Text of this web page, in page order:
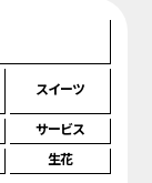
スイーツ
サービス
生花